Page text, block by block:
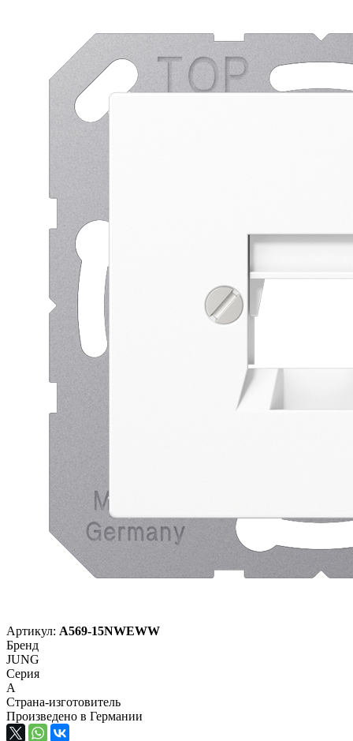
Артикул: A569-15NWEWW
Бренд
JUNG
Серия
A
Страна-изготовитель
Произведено в Германии